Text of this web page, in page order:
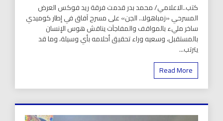
كتب..الاعلامي/ محمد بدر قدمت فرقة ريد فوكس العرض
المسرحي «زمباهولا.. الجن» على مسرح آفاق في إطار كوميدي
ساخر مليء بالمواقف والمفاجآت يناقش هوس الإنسان
بالمستقبل، وسعيه وراء تحقيق أحلامه بأي وسيلة، وما قد
يترتب...
Read More